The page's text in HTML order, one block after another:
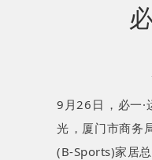
9月26日，必
光，厦门市商
(B-Sports)家居总